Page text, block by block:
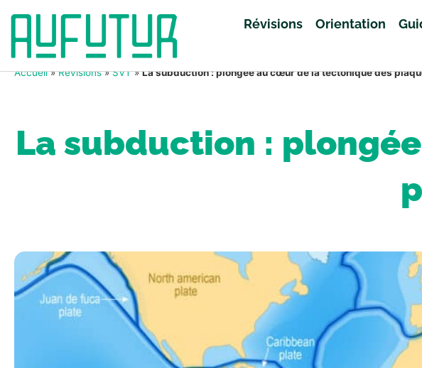
Révisions Orientation
Accueil»Révisions»SVT»La subduction : plongée au cœur de la tectonique des
La subduction :